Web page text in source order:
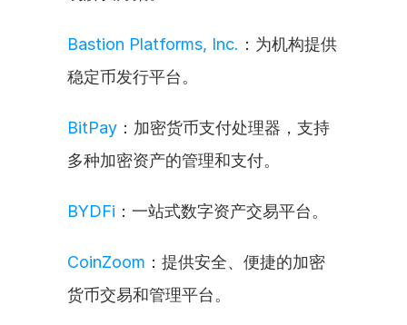
Bastion Platforms, Inc. ：为机构提供
稳定币发行平台。
BitPay ：加密货币支付处理器，支持
多种加密资产的管理和支付。
BYDFi ：一站式数字资产交易平台。
CoinZoom ：提供安全、便捷的加密
货币交易和管理平台。